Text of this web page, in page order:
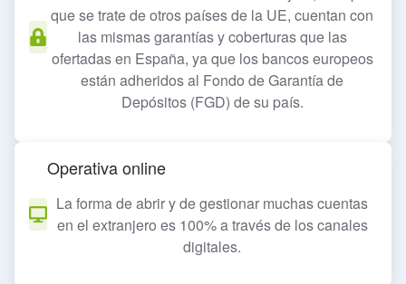
que se trate de otros países de la UE, cuentan con
las mismas garantías y coberturas que las
ofertadas en España, ya que los bancos europeos
están adheridos al Fondo de Garantía de
Depósitos (FGD) de su país.
Operativa online
La forma de abrir y de gestionar muchas cuentas
en el extranjero es 100% a través de los canales
digitales.